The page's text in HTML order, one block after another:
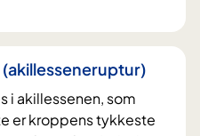
i akillessenen, som
er kroppens tykkeste